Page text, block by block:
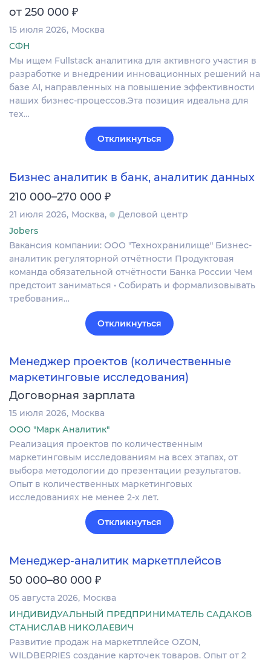
от 250 000 ₽
15 июля 2026 Москва
СФН
Мы ищем Fullstack аналитика для активного участия в
разработке и внедрении инновационных решений на
базе AI, направленных на повышение эффективности
наших бизнес-процессов.Эта позиция идеальна для
тех…
Откликнуться
Бизнес аналитик в банк, аналитик данных
210 000–270 000 ₽
21 июля 2026 Москва
Деловой центр
Jobers
Вакансия компании: ООО "Технохранилище" Бизнес-
аналитик регуляторной отчётности Продуктовая
команда обязательной отчётности Банка России Чем
предстоит заниматься • Собирать и формализовывать
требования…
Откликнуться
Менеджер проектов (количественные
маркетинговые исследования)
Договорная зарплата
15 июля 2026 Москва
ООО "Марк Аналитик"
Реализация проектов по количественным
маркетинговым исследованиям на всех этапах, от
выбора методологии до презентации результатов.
Опыт в количественных маркетинговых
исследованиях не менее 2-х лет.
Откликнуться
Менеджер-аналитик маркетплейсов
50 000–80 000 ₽
05 августа 2026 Москва
ИНДИВИДУАЛЬНЫЙ ПРЕДПРИНИМАТЕЛЬ САДАКОВ
СТАНИСЛАВ НИКОЛАЕВИЧ
Развитие продаж на маркетплейсе OZON,
WILDBERRIES создание карточек товаров. Опыт от 2